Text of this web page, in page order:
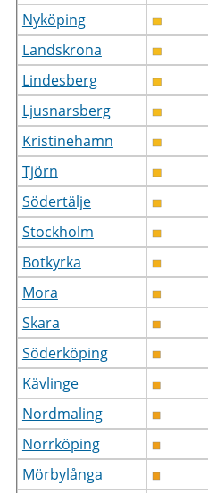
Nyköping
Landskrona
Lindesberg
Ljusnarsberg
Kristinehamn
Tjörn
Södertälje
Stockholm
Botkyrka
Mora
Skara
Söderköping
Kävlinge
Nordmaling
Norrköping
Mörbylånga